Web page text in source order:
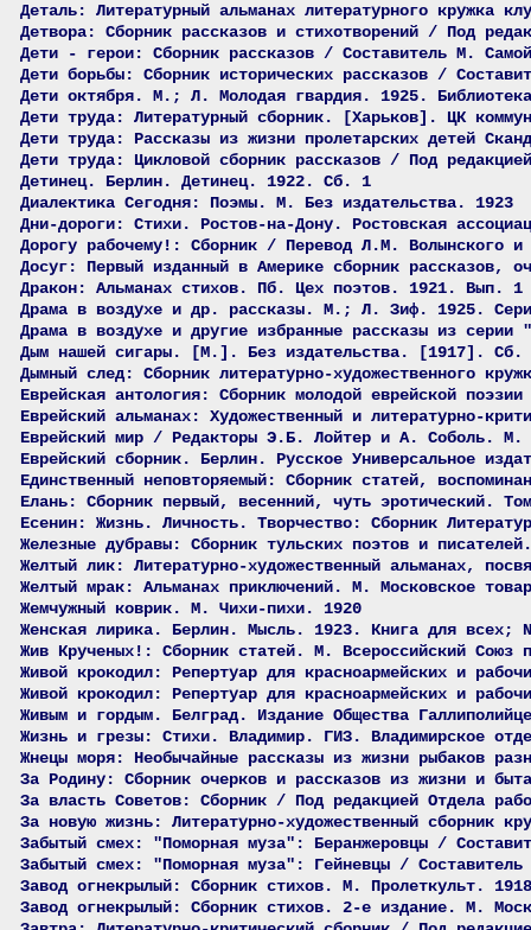
Деталь: Литературный альманах литературного кружка
Детвора: Сборник рассказов и стихотворений / Под
Дети - герои: Сборник рассказов / Составитель М.
Дети борьбы: Сборник исторических рассказов /
Дети октября. М.; Л. Молодая гвардия. 1925.
Дети труда: Литературный сборник. [Харьков]. ЦК
Дети труда: Рассказы из жизни пролетарских детей
Дети труда: Цикловой сборник рассказов / Под
Детинец. Берлин. Детинец. 1922. Сб. 1
Диалектика Сегодня: Поэмы. М. Без издательства. 1923
Дни-дороги: Стихи. Ростов-на-Дону. Ростовская
Дорогу рабочему!: Сборник / Перевод Л.М. Волынского
Досуг: Первый изданный в Америке сборник рассказов,
Дракон: Альманах стихов. Пб. Цех поэтов. 1921. Вып. 1
Драма в воздухе и др. рассказы. М.; Л. Зиф. 1925.
Драма в воздухе и другие избранные рассказы из
Дым нашей сигары. [М.]. Без издательства. [1917]. Сб.
Дымный след: Сборник литературно-художественного
Еврейская антология: Сборник молодой еврейской
Еврейский альманах: Художественный и литературно-
Еврейский мир / Редакторы Э.Б. Лойтер и А. Соболь.
Еврейский сборник. Берлин. Русское Универсальное
Единственный неповторяемый: Сборник статей,
Елань: Сборник первый, весенний, чуть эротический.
Есенин: Жизнь. Личность. Творчество: Сборник
Железные дубравы: Сборник тульских поэтов и
Желтый лик: Литературно-художественный альманах,
Желтый мрак: Альманах приключений. М. Московское
Жемчужный коврик. М. Чихи-пихи. 1920
Женская лирика. Берлин. Мысль. 1923. Книга для всех;
Жив Крученых!: Сборник статей. М. Всероссийский Союз
Живой крокодил: Репертуар для красноармейских и
Живой крокодил: Репертуар для красноармейских и
Живым и гордым. Белград. Издание Общества
Жизнь и грезы: Стихи. Владимир. ГИЗ. Владимирское
Жнецы моря: Необычайные рассказы из жизни рыбаков
За Родину: Сборник очерков и рассказов из жизни и
За власть Советов: Сборник / Под редакцией Отдела
За новую жизнь: Литературно-художественный сборник
Забытый смех: "Поморная муза": Беранжеровцы /
Забытый смех: "Поморная муза": Гейневцы /
Завод огнекрылый: Сборник стихов. М. Пролеткульт. 1918
Завод огнекрылый: Сборник стихов. 2-е издание. М.